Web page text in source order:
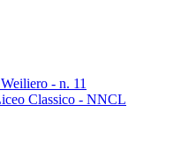
- n. 11
Classico - NNCL